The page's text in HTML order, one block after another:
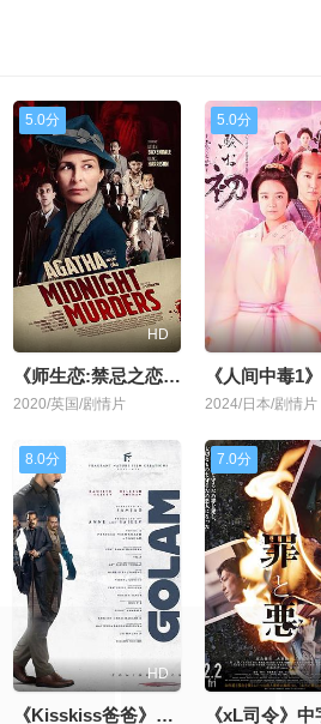
5.0分
HD
《师生恋:禁忌之恋》BD
2020/英国/剧情片
5.0分
2024/日本/剧情片
8.0分
HD
《Kisskiss爸爸》720P
7.0分
《xL司令》中